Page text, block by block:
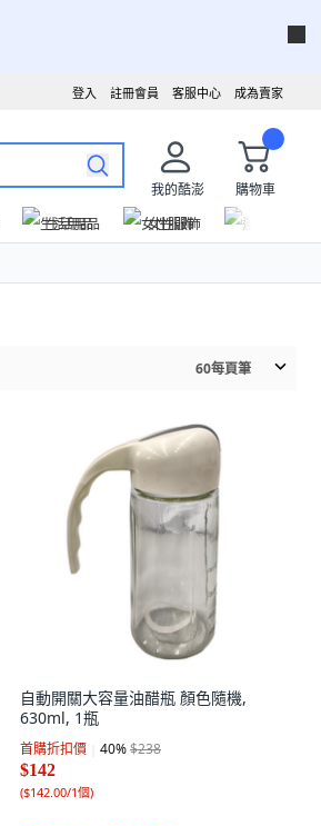
成為賣家
客服中心
註冊會員
登入
我的酷澎
購物車
生活用品 女性服飾
60每頁筆
自動開關大容量油醋瓶 顏色隨機,
630ml, 1瓶
首購折扣價 40%$238
$142
($142.00/1個)